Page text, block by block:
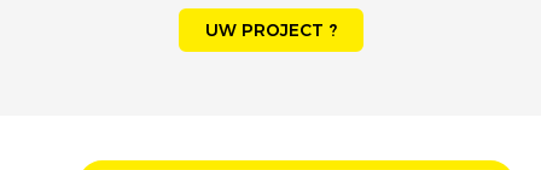
UW PROJECT ?